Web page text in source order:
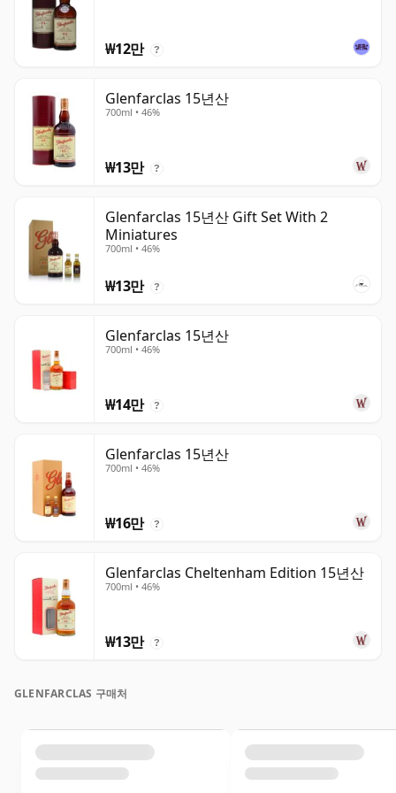
₩12만 ?
Glenfarclas 15년산
700ml • 46%
₩13만 ?
Glenfarclas 15년산 Gift Set With 2
Miniatures
700ml • 46%
₩13만 ?
Glenfarclas 15년산
700ml • 46%
₩14만 ?
Glenfarclas 15년산
700ml • 46%
₩16만 ?
Glenfarclas Cheltenham Edition 15년산
700ml • 46%
₩13만 ?
GLENFARCLAS 구매처